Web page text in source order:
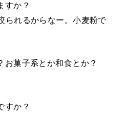
すか？
られるからなー。小麦粉で
お菓子系とか和食とか？
すか？